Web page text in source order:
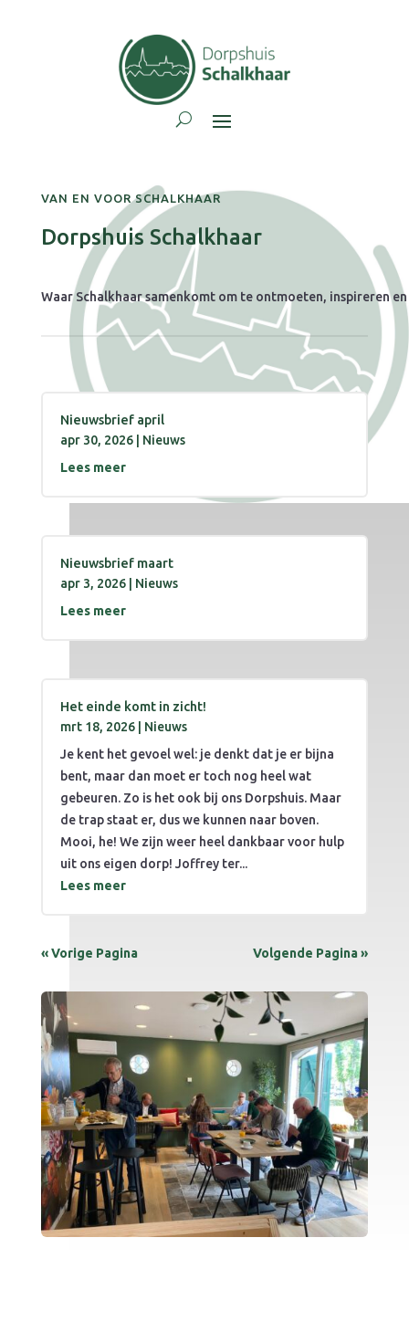
VAN EN VOOR SCHALKHAAR
Dorpshuis Schalkhaar
Waar Schalkhaar samenkomt om te ontmoeten, inspireren
Nieuwsbrief april
apr 30, 2026| Nieuws
Lees meer
Nieuwsbrief maart
apr 3, 2026| Nieuws
Lees meer
Het einde komt in zicht!
mrt 18, 2026| Nieuws
Je kent het gevoel wel: je denkt dat je er bijna
bent, maar dan moet er toch nog heel wat
gebeuren. Zo is het ook bij ons Dorpshuis. Maar
de trap staat er, dus we kunnen naar boven.
Mooi, he! We zijn weer heel dankbaar voor hulp
uit ons eigen dorp! Joffrey ter...
Lees meer
« Vorige Pagina Volgende Pagina »